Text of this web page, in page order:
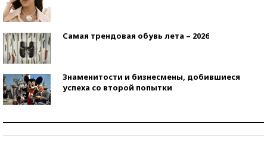
Самая трендовая обувь лета – 2026
Знаменитости и бизнесмены, добившиеся
успеха со второй попытки